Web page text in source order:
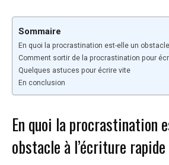
Sommaire
En quoi la procrastination est-elle un obstacle
Comment sortir de la procrastination pour
Quelques astuces pour écrire vite
En conclusion
En quoi la procrastination
obstacle à l’écriture